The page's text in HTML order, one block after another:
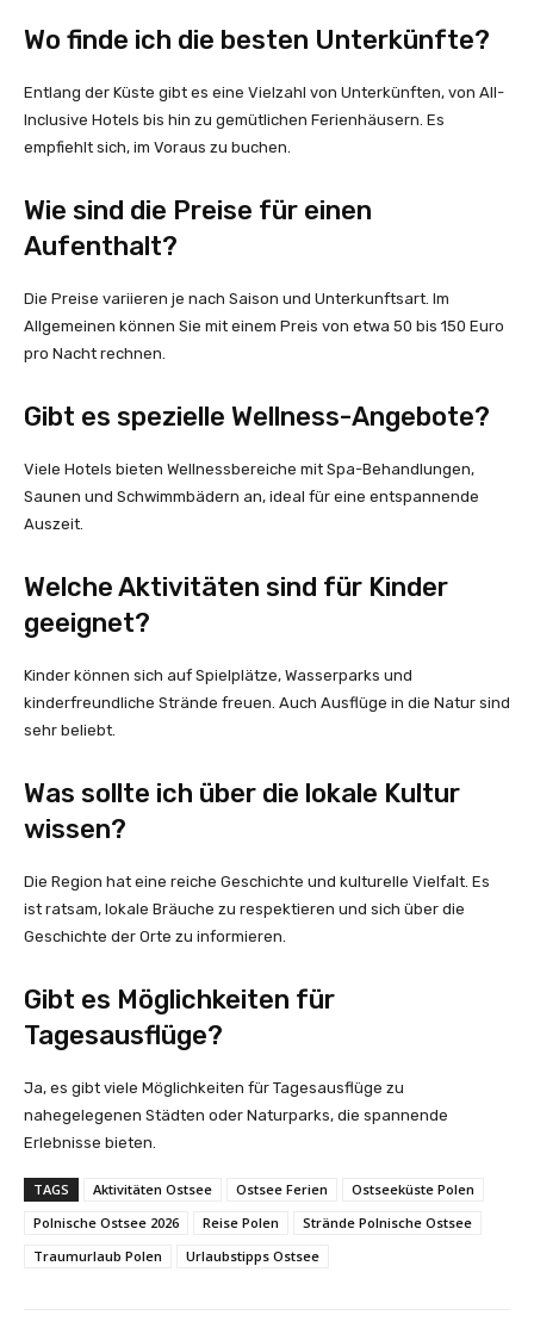
Wo finde ich die besten Unterkünfte?
Entlang der Küste gibt es eine Vielzahl von Unterkünften, von All-
Inclusive Hotels bis hin zu gemütlichen Ferienhäusern. Es
empfiehlt sich, im Voraus zu buchen.
Wie sind die Preise für einen
Aufenthalt?
Die Preise variieren je nach Saison und Unterkunftsart. Im
Allgemeinen können Sie mit einem Preis von etwa 50 bis 150 Euro
pro Nacht rechnen.
Gibt es spezielle Wellness-Angebote?
Viele Hotels bieten Wellnessbereiche mit Spa-Behandlungen,
Saunen und Schwimmbädern an, ideal für eine entspannende
Auszeit.
Welche Aktivitäten sind für Kinder
geeignet?
Kinder können sich auf Spielplätze, Wasserparks und
kinderfreundliche Strände freuen. Auch Ausflüge in die Natur sind
sehr beliebt.
Was sollte ich über die lokale Kultur
wissen?
Die Region hat eine reiche Geschichte und kulturelle Vielfalt. Es
ist ratsam, lokale Bräuche zu respektieren und sich über die
Geschichte der Orte zu informieren.
Gibt es Möglichkeiten für
Tagesausflüge?
Ja, es gibt viele Möglichkeiten für Tagesausflüge zu
nahegelegenen Städten oder Naturparks, die spannende
Erlebnisse bieten.
TAGS Aktivitäten Ostsee Ostsee Ferien
Ostseeküste Polen
Polnische Ostsee 2026
Reise Polen
Strände Polnische Ostsee
Traumurlaub Polen
Urlaubstipps Ostsee